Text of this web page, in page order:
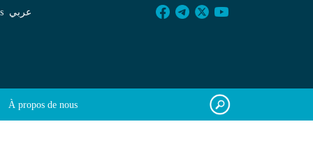
عربي
À propos de nous